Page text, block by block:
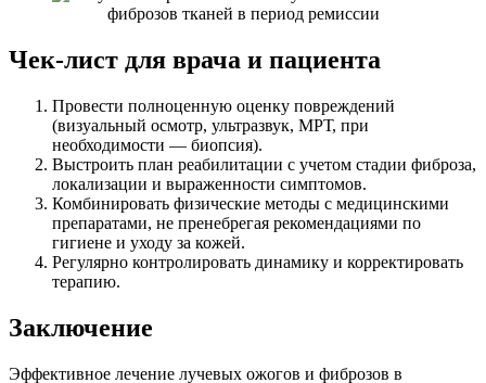
Чек-лист для врача и пациента
Провести полноценную оценку повреждений
(визуальный осмотр, ультразвук, МРТ, при
необходимости — биопсия).
Выстроить план реабилитации с учетом стадии фиброза,
локализации и выраженности симптомов.
Комбинировать физические методы с медицинскими
препаратами, не пренебрегая рекомендациями по
гигиене и уходу за кожей.
Регулярно контролировать динамику и корректировать
терапию.
Заключение
Эффективное лечение лучевых ожогов и фиброзов в